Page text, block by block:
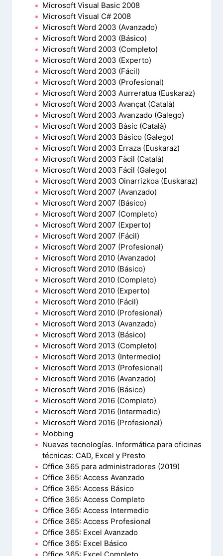
Microsoft Visual Basic 2008
Microsoft Visual C# 2008
Microsoft Word 2003 (Avanzado)
Microsoft Word 2003 (Básico)
Microsoft Word 2003 (Completo)
Microsoft Word 2003 (Experto)
Microsoft Word 2003 (Fácil)
Microsoft Word 2003 (Profesional)
Microsoft Word 2003 Aurreratua (Euskaraz)
Microsoft Word 2003 Avançat (Català)
Microsoft Word 2003 Avanzado (Galego)
Microsoft Word 2003 Bàsic (Català)
Microsoft Word 2003 Básico (Galego)
Microsoft Word 2003 Erraza (Euskaraz)
Microsoft Word 2003 Fàcil (Català)
Microsoft Word 2003 Fácil (Galego)
Microsoft Word 2003 Oinarrizkoa (Euskaraz)
Microsoft Word 2007 (Avanzado)
Microsoft Word 2007 (Básico)
Microsoft Word 2007 (Completo)
Microsoft Word 2007 (Experto)
Microsoft Word 2007 (Fácil)
Microsoft Word 2007 (Profesional)
Microsoft Word 2010 (Avanzado)
Microsoft Word 2010 (Básico)
Microsoft Word 2010 (Completo)
Microsoft Word 2010 (Experto)
Microsoft Word 2010 (Fácil)
Microsoft Word 2010 (Profesional)
Microsoft Word 2013 (Avanzado)
Microsoft Word 2013 (Básico)
Microsoft Word 2013 (Completo)
Microsoft Word 2013 (Intermedio)
Microsoft Word 2013 (Profesional)
Microsoft Word 2016 (Avanzado)
Microsoft Word 2016 (Básico)
Microsoft Word 2016 (Completo)
Microsoft Word 2016 (Intermedio)
Microsoft Word 2016 (Profesional)
Mobbing
Nuevas tecnologías. Informática para oficinas
técnicas: CAD, Excel y Presto
Office 365 para administradores (2019)
Office 365: Access Avanzado
Office 365: Access Básico
Office 365: Access Completo
Office 365: Access Intermedio
Office 365: Access Profesional
Office 365: Excel Avanzado
Office 365: Excel Básico